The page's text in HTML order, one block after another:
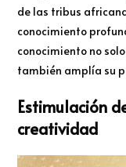
de las tribus
conocimiento
conocimiento no
también amplía su
Estimulación
creatividad